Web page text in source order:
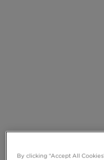
By clicking “Accept All